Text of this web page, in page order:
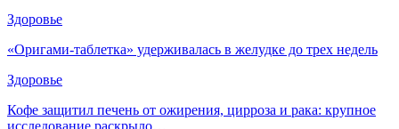
Здоровье
«Оригами-таблетка» удерживалась в желудке до трех недель
Здоровье
Кофе защитил печень от ожирения, цирроза и рака: крупное
исследование раскрыло…